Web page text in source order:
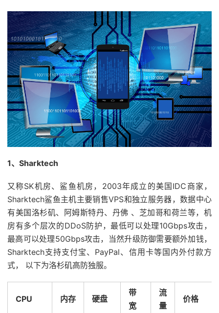
1、Sharktech
又称SK机房、鲨鱼机房，2003年成立的美国IDC商家，
Sharktech鲨鱼主机主要销售VPS和独立服务器，数据中心
有美国洛杉矶、阿姆斯特丹、丹佛 、芝加哥和荷兰等，机
房有多个层次的DDoS防护，最低可以处理10Gbps攻击，
最高可以处理50Gbps攻击，当然升级防御需要额外加钱，
Sharktech支持支付宝、PayPal、信用卡等国内外付款方
式， 以下为洛杉矶高防独服。
CPU 内存 硬盘
带
宽
流
量
价格